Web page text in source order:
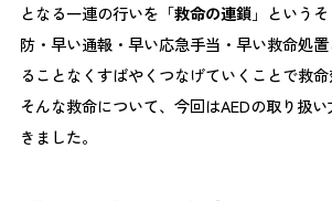
となる一連の行いを「救命の連鎖」という
防・早い通報・早い応急手当・早い救命処
ることなくすばやくつなげていくことで救命
そんな救命について、今回はAEDの取り扱
きました。